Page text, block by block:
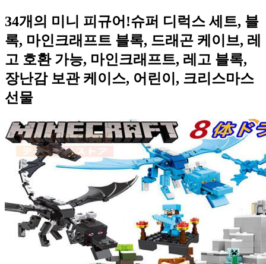
34개의 미니 피규어!슈퍼 디럭스 세트, 블
록, 마인크래프트 블록, 드래곤 케이브, 레
고 호환 가능, 마인크래프트, 레고 블록,
장난감 보관 케이스, 어린이, 크리스마스
선물